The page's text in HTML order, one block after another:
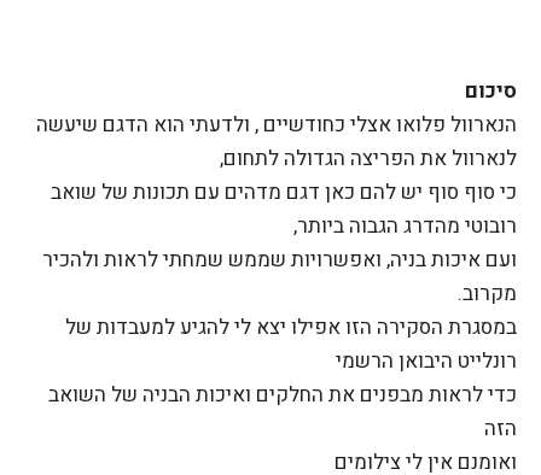
סיכום
הנארוול פלואו אצלי כחודשיים , ולדעתי הוא הדגם שיעשה
לנארוול את הפריצה הגדולה לתחום,
כי סוף סוף יש להם כאן דגם מדהים עם תכונות של שואב
רובוטי מהדרג הגבוה ביותר,
ועם איכות בניה, ואפשרויות שממש שמחתי לראות ולהכיר
מקרוב.
במסגרת הסקירה הזו אפילו יצא לי להגיע למעבדות של
רונלייט היבואן הרשמי
כדי לראות מבפנים את החלקים ואיכות הבניה של השואב
הזה
ואומנם אין לי צילומים